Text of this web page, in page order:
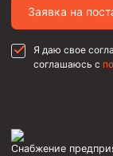
Краны
Пробки
Заявка на
Я даю свое
соглашаюсь с
Снабжение